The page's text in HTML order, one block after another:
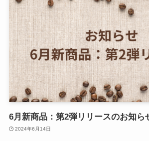
6月新商品：第2弾リリースのお知ら
2024年6月14日